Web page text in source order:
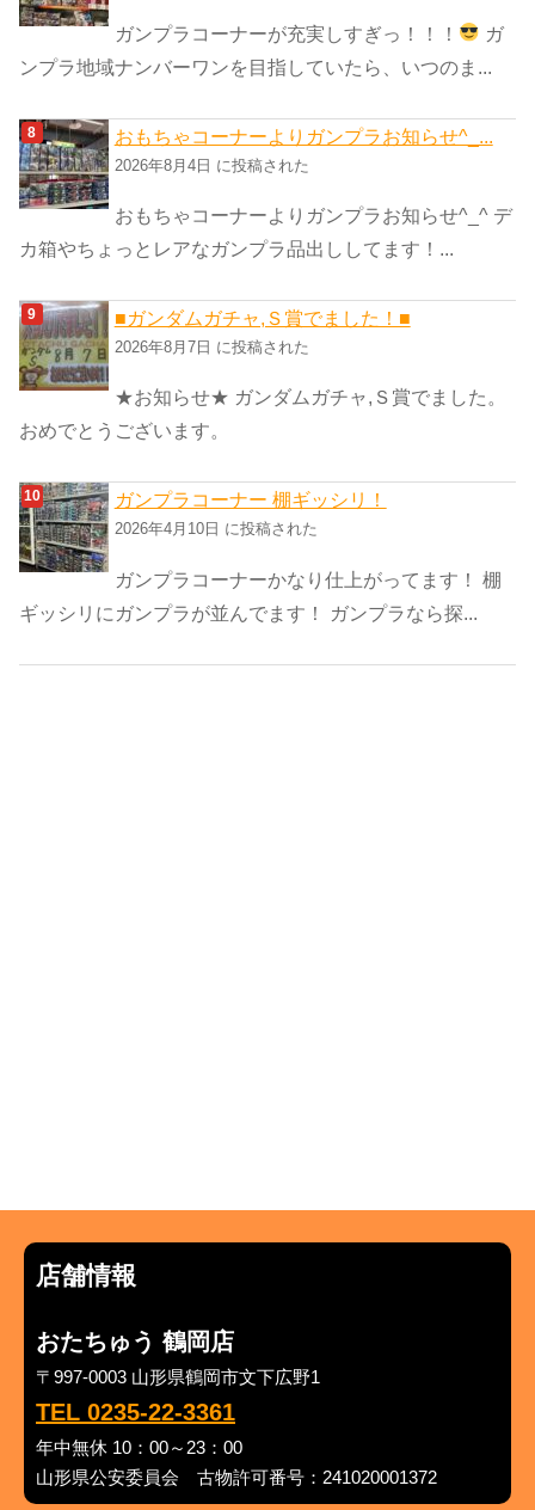
ガンプラコーナーが充実しすぎっ！！！
ガ
ンプラ地域ナンバーワンを目指していたら、いつのま...
おもちゃコーナーよりガンプラお知らせ^_...
2026年8月4日 に投稿された
おもちゃコーナーよりガンプラお知らせ^_^ デ
カ箱やちょっとレアなガンプラ品出ししてます！...
■ガンダムガチャ,Ｓ賞でました！■
2026年8月7日 に投稿された
★お知らせ★ ガンダムガチャ,Ｓ賞でました。
おめでとうございます。
ガンプラコーナー 棚ギッシリ！
2026年4月10日 に投稿された
ガンプラコーナーかなり仕上がってます！ 棚
ギッシリにガンプラが並んでます！ ガンプラなら探...
店舗情報
おたちゅう 鶴岡店
〒997-0003 山形県鶴岡市文下広野1
TEL 0235-22-3361
年中無休 10：00～23：00
山形県公安委員会 古物許可番号：241020001372